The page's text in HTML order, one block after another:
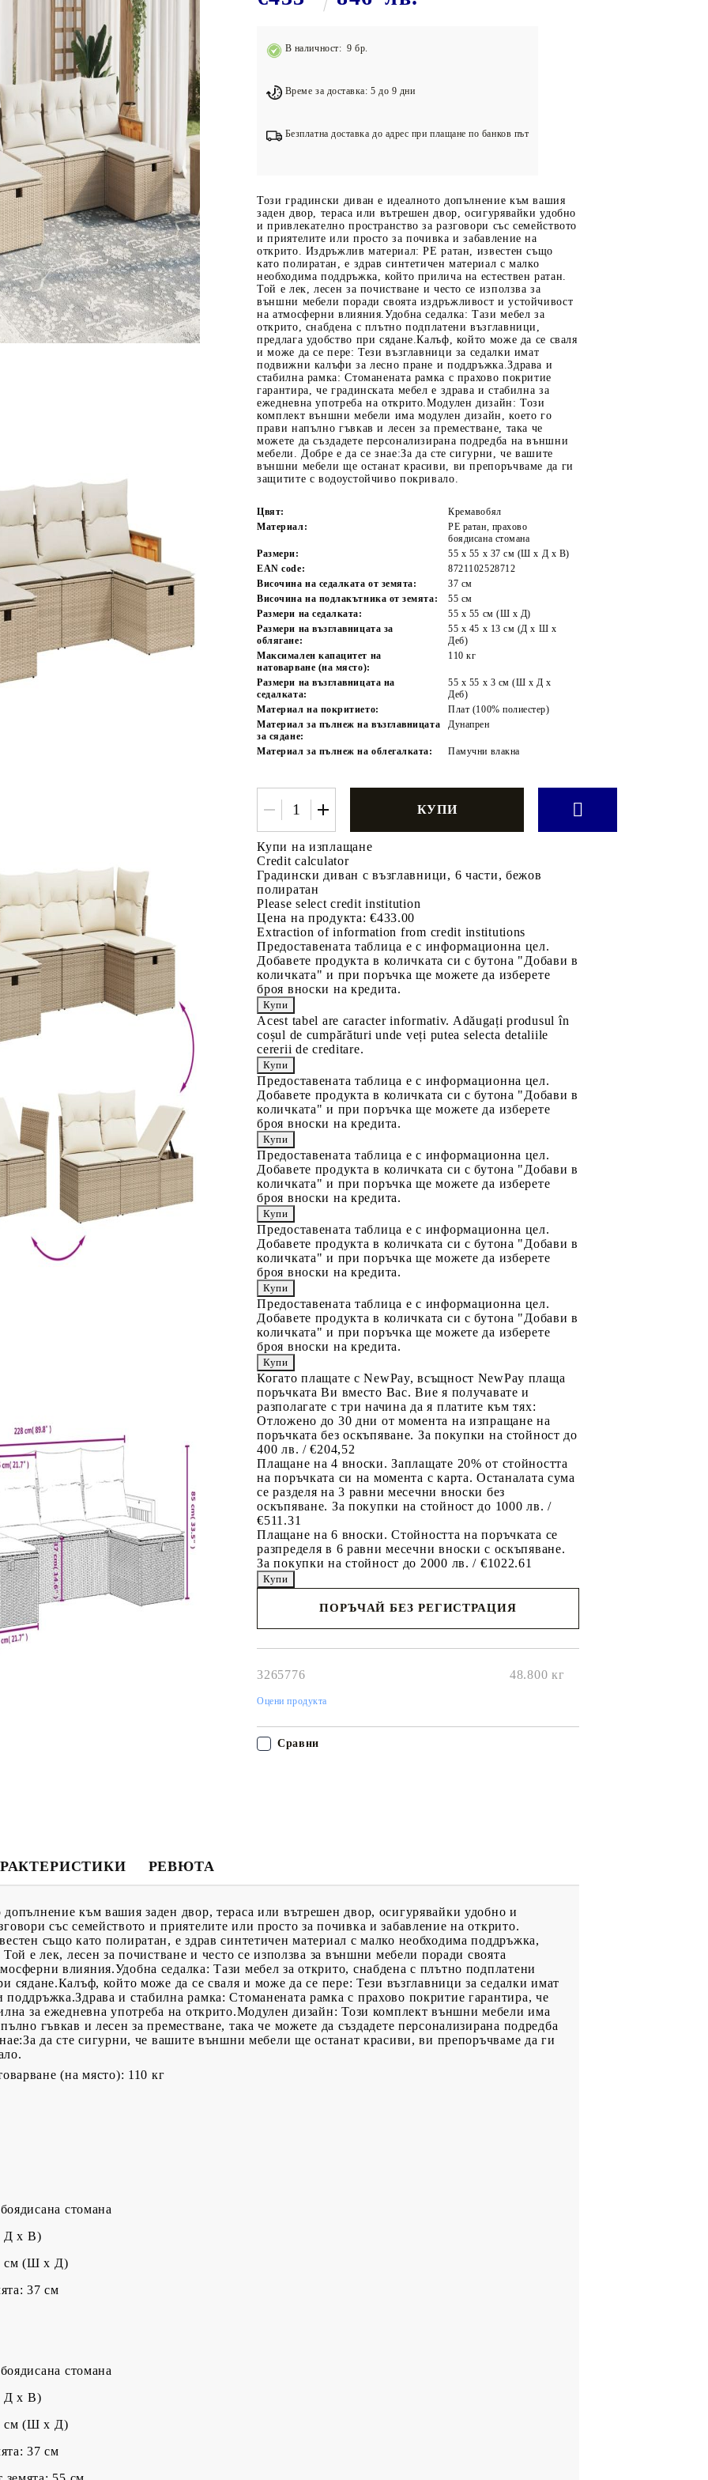
Подложки за фитнес уреди
Лостове за набиране
Силови кули
Йога и пилатес
Tweet
В наличност: 9 бр.
Време за доставка: 5 до 9 дни
Безплатна доставка до адрес при плащане по банков път
Този градински диван е идеалното допълнение към вашия
заден двор, тераса или вътрешен двор, осигурявайки удобно
и привлекателно пространство за разговори със семейството
и приятелите или просто за почивка и забавление на
открито. Издръжлив материал: PE ратан, известен също
като полиратан, е здрав синтетичен материал с малко
необходима поддръжка, който прилича на естествен ратан.
Той е лек, лесен за почистване и често се използва за
външни мебели поради своята издръжливост и устойчивост
на атмосферни влияния.Удобна седалка: Тази мебел за
открито, снабдена с плътно подплатени възглавници,
предлага удобство при сядане.Калъф, който може да се сваля
и може да се пере: Тези възглавници за седалки имат
подвижни калъфи за лесно пране и поддръжка.Здрава и
стабилна рамка: Стоманената рамка с прахово покритие
гарантира, че градинската мебел е здрава и стабилна за
ежедневна употреба на открито.Модулен дизайн: Този
комплект външни мебели има модулен дизайн, което го
прави напълно гъвкав и лесен за преместване, така че
можете да създадете персонализирана подредба на външни
мебели. Добре е да се знае:За да сте сигурни, че вашите
външни мебели ще останат красиви, ви препоръчваме да ги
защитите с водоустойчиво покривало.
Цвят:
Кремавобял
Материал:
PE ратан, прахово
боядисана стомана
Размери:
55 x 55 x 37 см (Ш x Д x В)
EAN code:
8721102528712
Височина на седалката от земята:
37 см
Височина на подлакътника от земята:
55 см
Размери на седалката:
55 x 55 cм (Ш x Д)
Размери на възглавницата за
облягане:
55 x 45 x 13 см (Д х Ш x
Деб)
Максимален капацитет на
натоварване (на място):
110 кг
Размери на възглавницата на
седалката:
55 x 55 x 3 см (Ш x Д x
Деб)
Материал на покритието:
Плат (100% полиестер)
Материал за пълнеж на възглавницата
за сядане:
Дунапрен
Материал за пълнеж на облегалката: Памучни влакна
Купи на изплащане
Credit calculator
Градински диван с възглавници, 6 части, бежов
полиратан
Please select credit institution
Цена на продукта: €433.00
Extraction of information from credit institutions
Предоставената таблица е с информационна цел.
Добавете продукта в количката си с бутона "Добави в
количката" и при поръчка ще можете да изберете
броя вноски на кредита.
Acest tabel are caracter informativ. Adăugați produsul în
coșul de cumpărături unde veți putea selecta detaliile
cererii de creditare.
Предоставената таблица е с информационна цел.
Добавете продукта в количката си с бутона "Добави в
количката" и при поръчка ще можете да изберете
броя вноски на кредита.
Предоставената таблица е с информационна цел.
Добавете продукта в количката си с бутона "Добави в
количката" и при поръчка ще можете да изберете
броя вноски на кредита.
Предоставената таблица е с информационна цел.
Добавете продукта в количката си с бутона "Добави в
количката" и при поръчка ще можете да изберете
броя вноски на кредита.
Предоставената таблица е с информационна цел.
Добавете продукта в количката си с бутона "Добави в
количката" и при поръчка ще можете да изберете
броя вноски на кредита.
Когато плащате с NewPay, всъщност NewPay плаща
поръчката Ви вместо Вас. Вие я получавате и
разполагате с три начина да я платите към тях:
Отложено до 30 дни от момента на изпращане на
поръчката без оскъпяване. За покупки на стойност до
400 лв. / €204,52
Плащане на 4 вноски. Заплащате 20% от стойността
на поръчката си на момента с карта. Останалата сума
се разделя на 3 равни месечни вноски без
оскъпяване. За покупки на стойност до 1000 лв. /
€511.31
Плащане на 6 вноски. Стойността на поръчката се
разпределя в 6 равни месечни вноски с оскъпяване.
За покупки на стойност до 2000 лв. / €1022.61
ПОРЪЧАЙ БЕЗ РЕГИСТРАЦИЯ
3265776 48.800 кг
Оцени продукта
Сравни
РЕВЮТА
към вашия заден двор, тераса или вътрешен двор, осигурявайки удобно и
със семейството и приятелите или просто за почивка и забавление на открито.
също като полиратан, е здрав синтетичен материал с малко необходима поддръжка,
е лек, лесен за почистване и често се използва за външни мебели поради своята
влияния.Удобна седалка: Тази мебел за открито, снабдена с плътно подплатени
сядане.Калъф, който може да се сваля и може да се пере: Тези възглавници за седалки имат
и стабилна рамка: Стоманената рамка с прахово покритие гарантира, че
за ежедневна употреба на открито.Модулен дизайн: Този комплект външни мебели има
гъвкав и лесен за преместване, така че можете да създадете персонализирана подредба
да сте сигурни, че вашите външни мебели ще останат красиви, ви препоръчваме да ги
(на място): 110 кг
стомана
Д x В)
cм (Ш x Д)
37 см
стомана
Д x В)
cм (Ш x Д)
37 см